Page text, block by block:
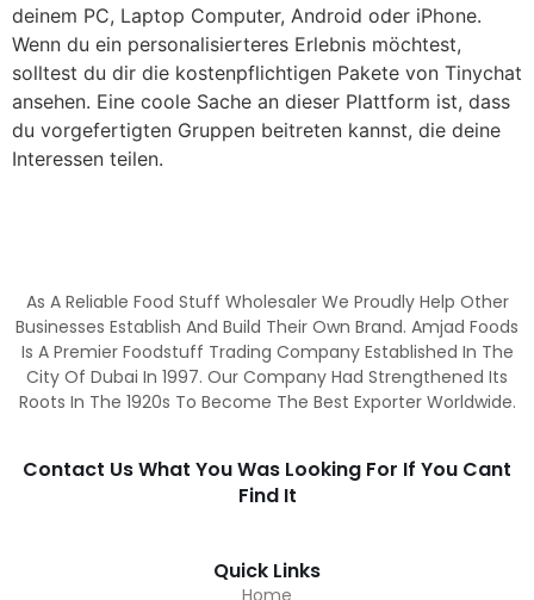
deinem PC, Laptop Computer, Android oder iPhone.
Wenn du ein personalisierteres Erlebnis möchtest,
solltest du dir die kostenpflichtigen Pakete von Tinychat
ansehen. Eine coole Sache an dieser Plattform ist, dass
du vorgefertigten Gruppen beitreten kannst, die deine
Interessen teilen.
As A Reliable Food Stuff Wholesaler We Proudly Help Other
Businesses Establish And Build Their Own Brand. Amjad Foods
Is A Premier Foodstuff Trading Company Established In The
City Of Dubai In 1997. Our Company Had Strengthened Its
Roots In The 1920s To Become The Best Exporter Worldwide.
Contact Us What You Was Looking For If You Cant
Find It
Quick Links
Home